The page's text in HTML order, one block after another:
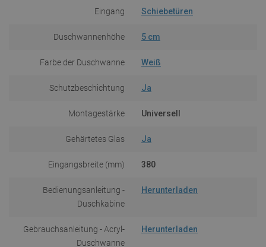
Eingang Schiebetüren
Duschwannenhöhe 5 cm
Farbe der Duschwanne Weiß
Schutzbeschichtung Ja
Montagestärke Universell
Gehärtetes Glas Ja
Eingangsbreite (mm) 380
Bedienungsanleitung -
Duschkabine
Herunterladen
Gebrauchsanleitung - Acryl-
Duschwanne
Herunterladen